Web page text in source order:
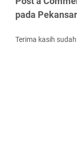
pada
Terima kasih